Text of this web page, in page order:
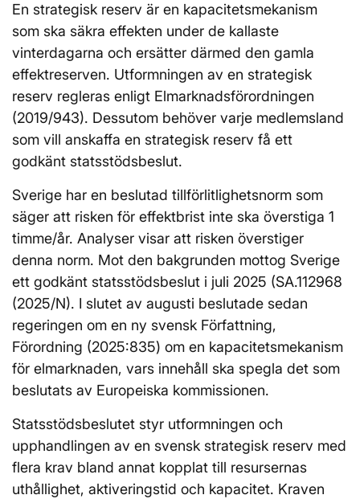
En strategisk reserv är en kapacitetsmekanism
som ska säkra effekten under de kallaste
vinterdagarna och ersätter därmed den gamla
effektreserven. Utformningen av en strategisk
reserv regleras enligt Elmarknadsförordningen
(2019/943). Dessutom behöver varje medlemsland
som vill anskaffa en strategisk reserv få ett
godkänt statsstödsbeslut.
Sverige har en beslutad tillförlitlighetsnorm som
säger att risken för effektbrist inte ska överstiga 1
timme/år. Analyser visar att risken överstiger
denna norm. Mot den bakgrunden mottog Sverige
ett godkänt statsstödsbeslut i juli 2025 (SA.112968
(2025/N). I slutet av augusti beslutade sedan
regeringen om en ny svensk Författning,
Förordning (2025:835) om en kapacitetsmekanism
för elmarknaden, vars innehåll ska spegla det som
beslutats av Europeiska kommissionen.
Statsstödsbeslutet styr utformningen och
upphandlingen av en svensk strategisk reserv med
flera krav bland annat kopplat till resursernas
uthållighet, aktiveringstid och kapacitet. Kraven